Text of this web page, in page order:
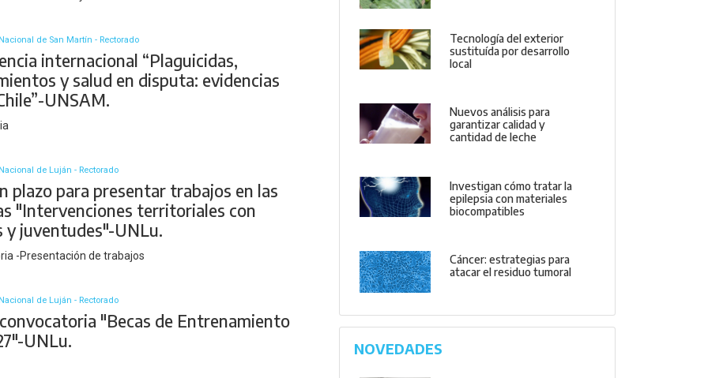
de San Martín - Rectorado
internacional “Plaguicidas,
y salud en disputa: evidencias
UNSAM.
de Luján - Rectorado
plazo para presentar trabajos en las
"Intervenciones territoriales con
y juventudes"-UNLu.
-Presentación de trabajos
de Luján - Rectorado
"Becas de Entrenamiento
UNLu.
Tecnología del exterior
sustituída por desarrollo
local
Nuevos análisis para
garantizar calidad y
cantidad de leche
Investigan cómo tratar la
epilepsia con materiales
biocompatibles
Cáncer: estrategias para
atacar el residuo tumoral
NOVEDADES